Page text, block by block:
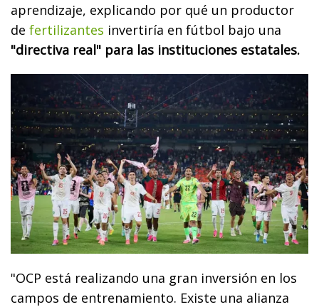
aprendizaje, explicando por qué un productor
de fertilizantes invertiría en fútbol bajo una
"directiva real" para las instituciones estatales.
"OCP está realizando una gran inversión en los
campos de entrenamiento. Existe una alianza